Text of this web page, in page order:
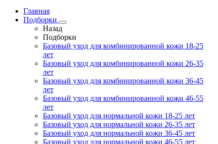
Главная
Подборки
Назад
Подборки
Базовый уход для комбинированной кожи 18-25
лет
Базовый уход для комбинированной кожи 26-35
лет
Базовый уход для комбинированной кожи 36-45
лет
Базовый уход для комбинированной кожи 46-55
лет
Базовый уход для нормальной кожи 18-25 лет
Базовый уход для нормальной кожи 26-35 лет
Базовый уход для нормальной кожи 36-45 лет
Базовый уход для нормальной кожи 46-55 лет